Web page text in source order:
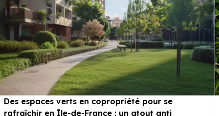
Des espaces verts en copropriété pour se
rafraîchir en Île-de-France : un atout anti